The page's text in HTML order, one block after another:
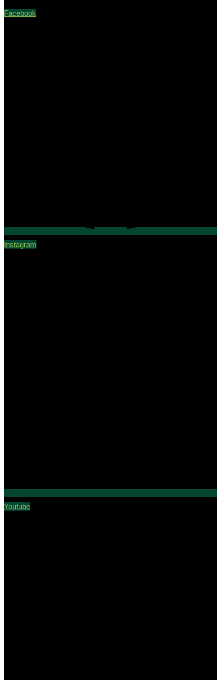
Facebook
Instagram
Youtube